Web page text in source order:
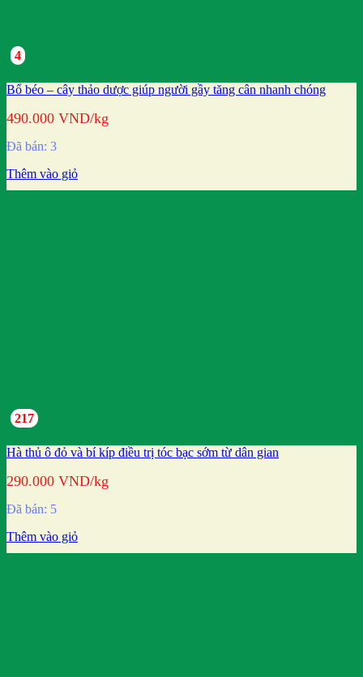
4
Bổ béo – cây thảo dược giúp người gầy tăng cân nhanh chóng
490.000 VND/kg
Đã bán: 3
Thêm vào giỏ
217
Hà thủ ô đỏ và bí kíp điều trị tóc bạc sớm từ dân gian
290.000 VND/kg
Đã bán: 5
Thêm vào giỏ